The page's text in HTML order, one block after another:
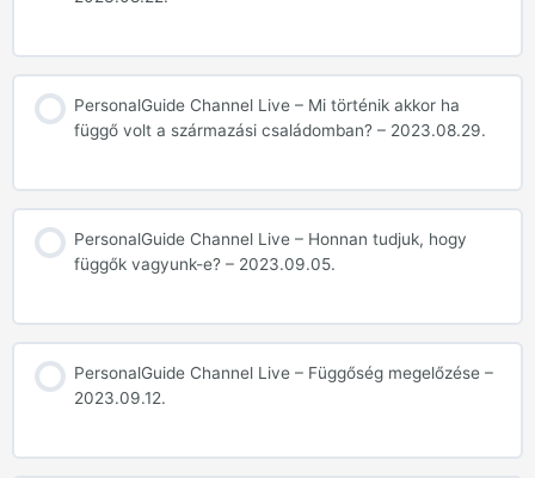
PersonalGuide Channel Live – Mi történik akkor ha
függő volt a származási családomban? – 2023.08.29.
PersonalGuide Channel Live – Honnan tudjuk, hogy
függők vagyunk-e? – 2023.09.05.
PersonalGuide Channel Live – Függőség megelőzése –
2023.09.12.